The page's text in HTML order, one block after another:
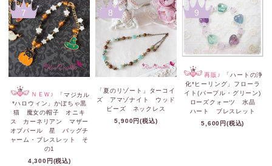
7
ＮＥＷ♪
「マジカル
*ハロウィン」かぼちゃ黒
猫 魔女の帽子 オニキ
ス カーネリアン マザー
オブパール 星 バッグチ
ャーム・ブレスレット そ
の1
4,300円(税込)
8
「夏のリゾート」ターコイ
ズ アマゾナイト ウッド
ビーズ ネックレス
5,900円(税込)
9
再販♪
「ハートの浄
化*ヒーリング」フローラ
イト(パープル・グリーン)
ローズクォーツ 水晶
ハート ブレスレット
5,600円(税込)